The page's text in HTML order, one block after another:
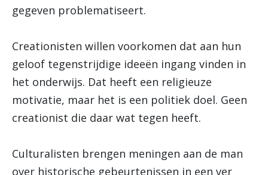
gegeven problematiseert.
Creationisten willen voorkomen dat aan hun
geloof tegenstrijdige ideeën ingang vinden in
het onderwijs. Dat heeft een religieuze
motivatie, maar het is een politiek doel. Geen
creationist die daar wat tegen heeft.
Culturalisten brengen meningen aan de man
over historische gebeurtenissen in een ver